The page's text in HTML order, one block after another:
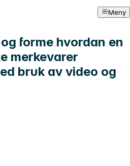
Meny
forme hvordan en
merkevarer
bruk av video og